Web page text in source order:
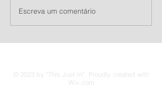
Escreva um comentário
© 2023 by "This Just In". Proudly created with
Wix.com